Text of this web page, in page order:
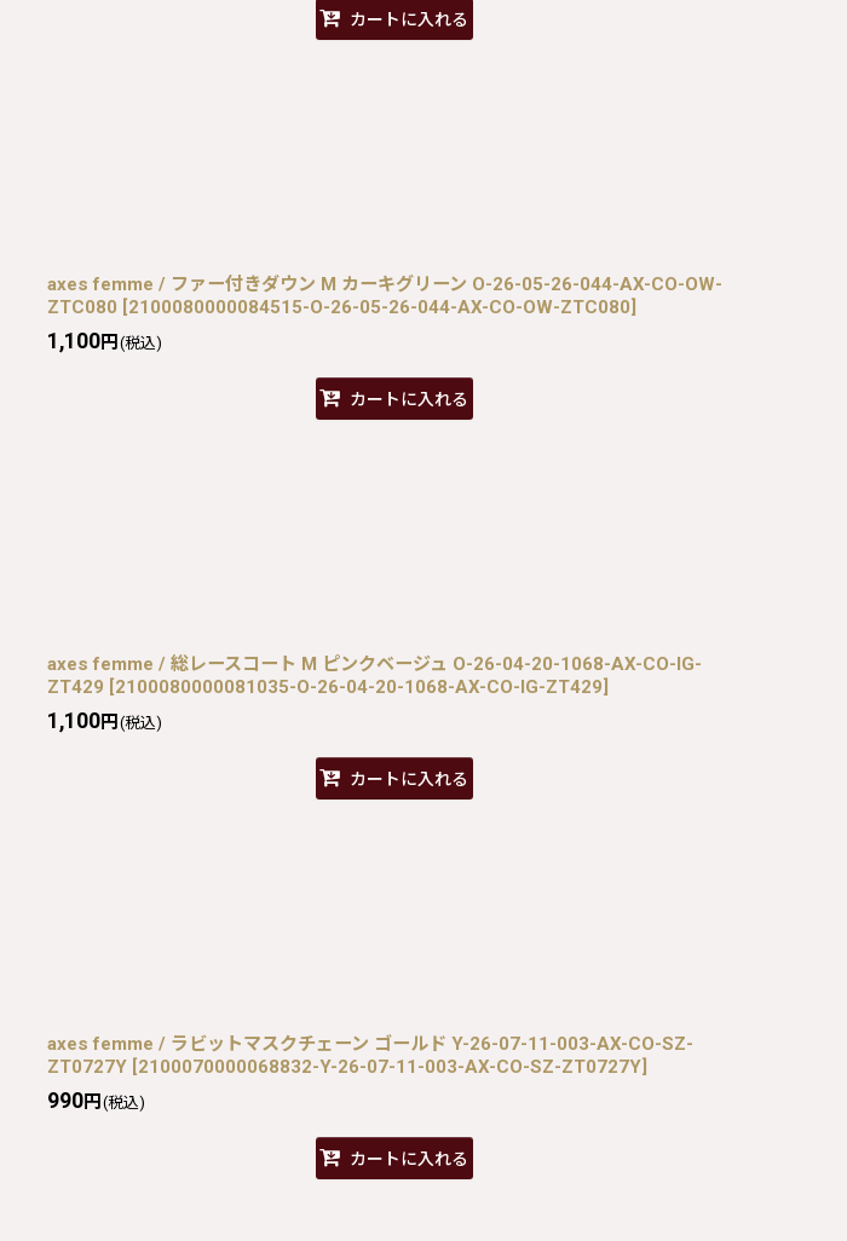
カートに入れる
axes femme / ファー付きダウン M カーキグリーン O-26-05-26-044-AX-CO-OW-
ZTC080 [2100080000084515-O-26-05-26-044-AX-CO-OW-ZTC080]
1,100円 (税込)
カートに入れる
axes femme / 総レースコート M ピンクベージュ O-26-04-20-1068-AX-CO-IG-
ZT429 [2100080000081035-O-26-04-20-1068-AX-CO-IG-ZT429]
1,100円 (税込)
カートに入れる
axes femme / ラビットマスクチェーン ゴールド Y-26-07-11-003-AX-CO-SZ-
ZT0727Y [2100070000068832-Y-26-07-11-003-AX-CO-SZ-ZT0727Y]
990円 (税込)
カートに入れる